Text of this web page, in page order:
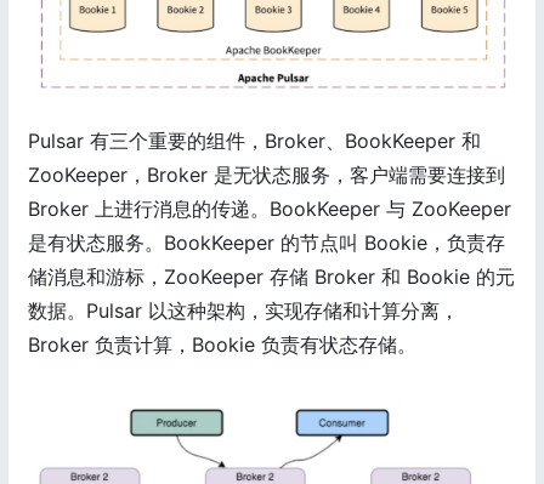
Pulsar 有三个重要的组件，Broker、BookKeeper 和
ZooKeeper，Broker 是无状态服务，客户端需要连接到
Broker 上进行消息的传递。BookKeeper 与 ZooKeeper
是有状态服务。BookKeeper 的节点叫 Bookie，负责存
储消息和游标，ZooKeeper 存储 Broker 和 Bookie 的元
数据。Pulsar 以这种架构，实现存储和计算分离，
Broker 负责计算，Bookie 负责有状态存储。